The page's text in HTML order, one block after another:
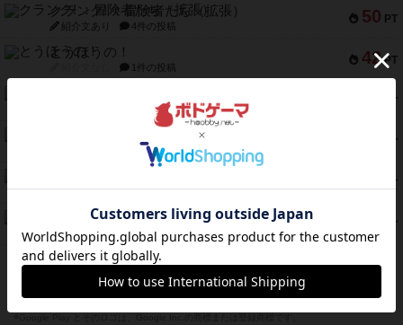
50 PT
クランク! ：冒険者たち（拡張）
紹介文あり 4件の投稿
42 PT
とうほうの！
1件の投稿
PT
2件の投稿
PT
1件の投稿
PT
紹介文なし 1件の投稿
PT
フリップ７：復讐心とともに
紹介文なし 2件の投稿
※Apple、Apple のロゴ は、米国および他の国々で登録されたApple Inc.の商標です。
※App Store は、Apple Inc.のサービスマークです。
※Android は、グーグル インコーポレイテッドの商標または登録商標です。